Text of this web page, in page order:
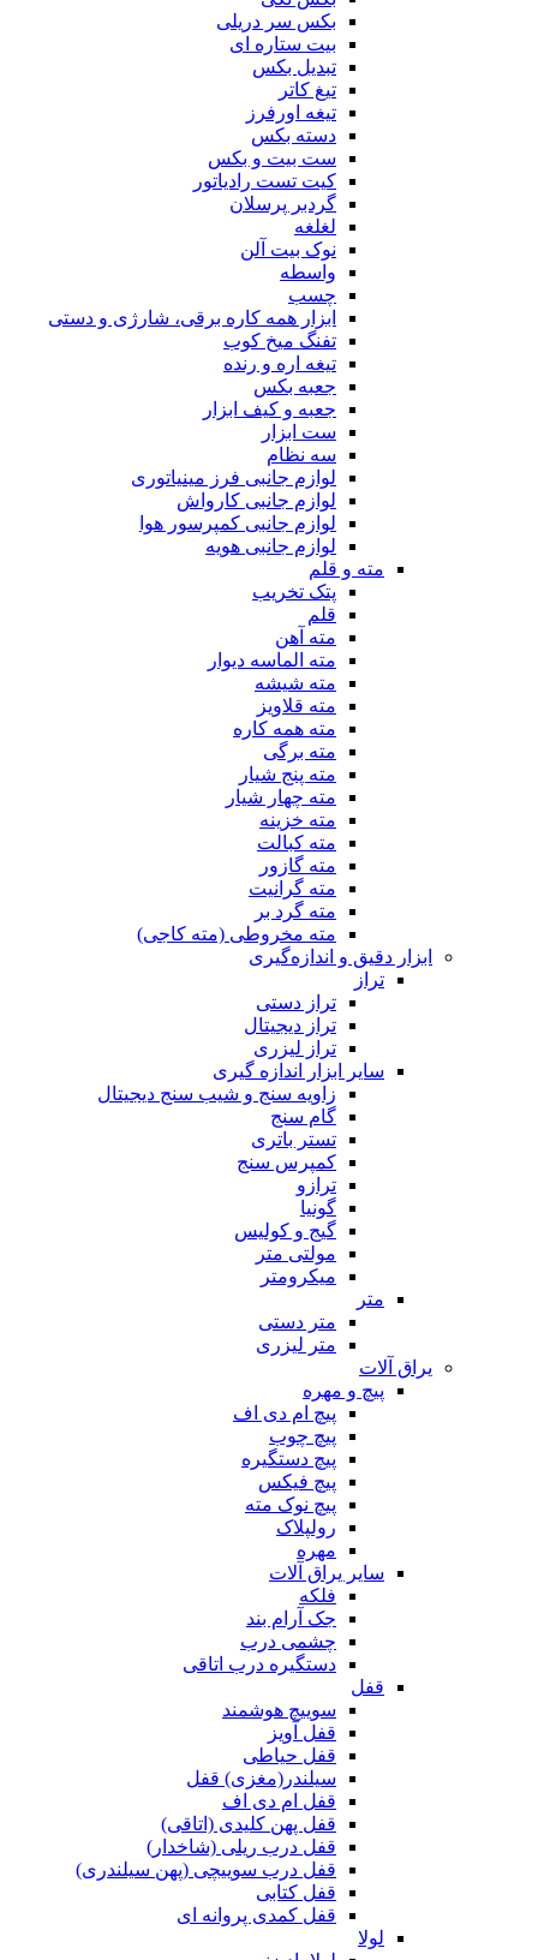
بکس سر دریلی
بیت ستاره ای
تبدیل بکس
تیغ کاتر
تیغه اورفرز
دسته بکس
ست بیت و بکس
کیت تست رادیاتور
گردبر پرسلان
لغلغه
نوک بیت آلن
واسطه
چسب
ابزار همه کاره برقی، شارژی و دستی
تفنگ میخ کوب
تیغه اره و رنده
جعبه بکس
جعبه و کیف ابزار
ست ابزار
سه نظام
لوازم جانبی فرز مینیاتوری
لوازم جانبی کارواش
لوازم جانبی کمپرسور هوا
لوازم جانبی هویه
مته و قلم
پتک تخریب
قلم
مته آهن
مته الماسه دیوار
مته شیشه
مته قلاویز
مته همه کاره
مته برگی
مته پنج شیار
مته چهار شیار
مته خزینه
مته کبالت
مته گازور
مته گرانیت
مته گرد بر
مته مخروطی (مته کاجی)
ابزار دقیق و اندازه‌گیری
تراز
تراز دستی
تراز دیجیتال
تراز لیزری
سایر ابزار اندازه گیری
زاویه سنج و شیب سنج دیجیتال
گام سنج
تستر باتری
کمپرس سنج
ترازو
گونیا
گیج و کولیس
مولتی متر
میکرومتر
متر
متر دستی
متر لیزری
یراق آلات
پیچ و مهره
پیچ ام دی اف
پیچ چوب
پیچ دستگیره
پیچ فیکس
پیچ نوک مته
رولپلاک
مهره
سایر یراق آلات
فلکه
جک آرام بند
چشمی درب
دستگیره درب اتاقی
قفل
سوییچ هوشمند
قفل آویز
قفل حیاطی
سیلندر(مغزی) قفل
قفل ام دی اف
قفل پهن کلیدی (اتاقی)
قفل درب ریلی (شاخدار)
قفل درب سوییچی (پهن سیلندری)
قفل کتابی
قفل کمدی پروانه ای
لولا